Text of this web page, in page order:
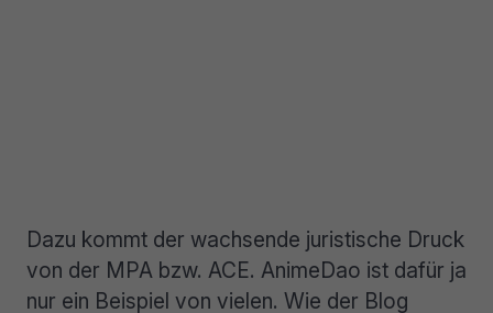
Dazu kommt der wachsende juristische Druck
von der MPA bzw. ACE. AnimeDao ist dafür ja
nur ein Beispiel von vielen. Wie der Blog